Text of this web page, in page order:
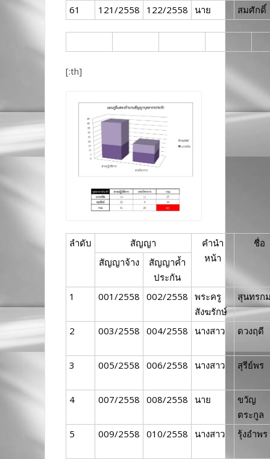
61
121/2558 122/2558 นาย สมศักดิ์
[:th]
ลำดับ สัญญา
คำนำ
หน้า
ชื่อ
สัญญาจ้าง
สัญญาค้ำ
ประกัน
1
001/2558 002/2558 พระครู
สังฆรักษ์
สุนทรก
2 003/2558 004/2558 นางสาว ดวงฤดี
3 005/2558 006/2558 นางสาว สุรีย์พร
4 007/2558 008/2558 นาย
ขวัญ
ตระกูล
5
009/2558 010/2558 นางสาว รุ้งอำพร